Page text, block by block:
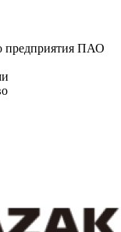
предприятия ПАО